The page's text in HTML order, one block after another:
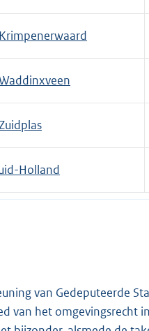
Holland
van Gedeputeerde
van het omgevingsrecht